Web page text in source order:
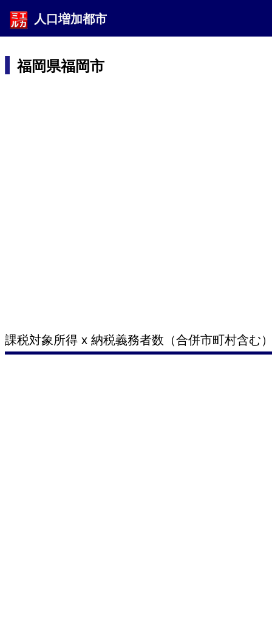
人口増加都市
福岡県福岡市
課税対象所得 x 納税義務者数（合併市町村含む